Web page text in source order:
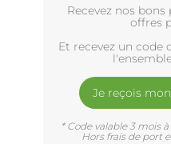
Recevez nos
offres
Et recevez un code
Je reçois
* Code valable 3 mois
Hors frais de port